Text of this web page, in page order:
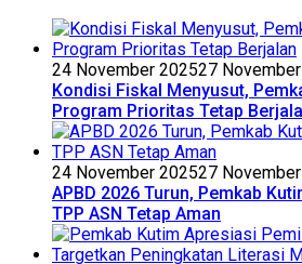
24 November 202527
Kondisi Fiskal Menyusut,
Program Prioritas Tetap
24 November 202527
APBD 2026 Turun, Pemkab
TPP ASN Tetap Aman